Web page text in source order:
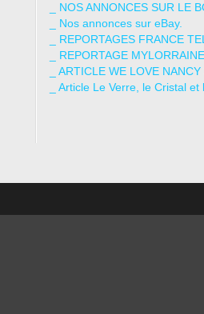
_ NOS ANNONCES SUR LE
_ Nos annonces sur eBay.
_ REPORTAGES FRANCE
_ REPORTAGE
_ ARTICLE WE LOVE NANCY
_ Article Le Verre, le Cristal et